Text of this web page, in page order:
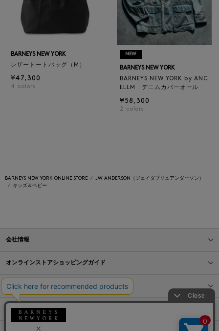
BARNEYS NEW YORK
レザートートバッグ（M）
¥47,300
4 colors
NEW
BARNEYS NEW YORK
BARNEYS NEW YORK by ANC
ELLM デニムカバーオール
¥58,300
2 colors
BARNEYS NEW YORK ONLINE STORE
JW ANDERSON（ジェイダブリュアンダーソン）
キッズ＆ベビー
会社情報
オンラインストアショッピングガイド
店舗情報
サービス